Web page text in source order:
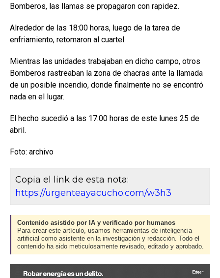
Bomberos, las llamas se propagaron con rapidez.
Alrededor de las 18:00 horas, luego de la tarea de
enfriamiento, retomaron al cuartel.
Mientras las unidades trabajaban en dicho campo, otros
Bomberos rastreaban la zona de chacras ante la llamada
de un posible incendio, donde finalmente no se encontró
nada en el lugar.
El hecho sucedió a las 17:00 horas de este lunes 25 de
abril.
Foto: archivo
Copia el link de esta nota:
https://urgenteayacucho.com/w3h3
Contenido asistido por IA y verificado por humanos
Para crear este artículo, usamos herramientas de inteligencia
artificial como asistente en la investigación y redacción. Todo el
contenido ha sido meticulosamente revisado, editado y aprobado.